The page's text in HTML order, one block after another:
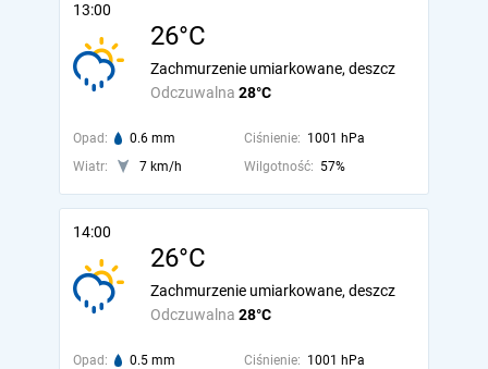
13:00
26°C
Odczuwalna 28°C
Zachmurzenie umiarkowane, deszcz
Opad: 0.6 mm Ciśnienie: 1001 hPa
Wiatr:
7 km/h Wilgotność: 57%
14:00
26°C
Odczuwalna 28°C
Zachmurzenie umiarkowane, deszcz
Opad: 0.5 mm Ciśnienie: 1001 hPa